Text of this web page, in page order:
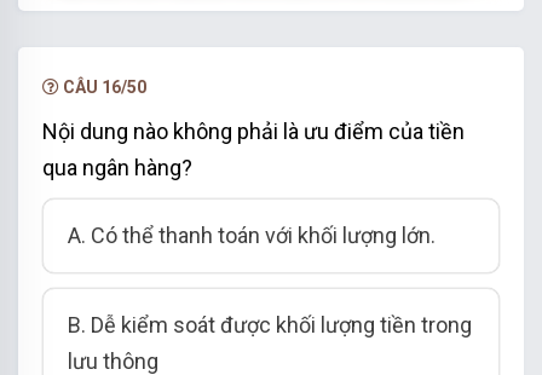
hạn.
CÂU 16/50
Nội dung nào không phải là ưu điểm của tiền
qua ngân hàng?
A. Có thể thanh toán với khối lượng lớn.
B. Dễ kiểm soát được khối lượng tiền trong
lưu thông